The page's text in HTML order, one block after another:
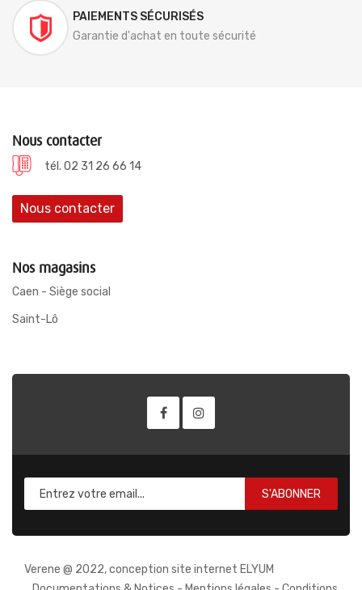
PAIEMENTS SÉCURISÉS
Garantie d'achat en toute sécurité
Nous contacter
tél. 02 31 26 66 14
Nous contacter
Nos magasins
Caen - Siège social
Saint-Lô
S'ABONNER
Verene @ 2022, conception site internet ELYUM